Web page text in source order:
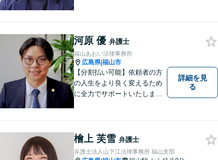
相談ください。
河原 優 弁護士
福山あおい法律事務所
広島県|福山市
【分割払い可能】依頼者の方
の人生をより良く変えるため
に全力でサポートいたしま
詳細を見
る
檜上 芙雪 弁護士
弁護士法人山下江法律事務所 福山支部